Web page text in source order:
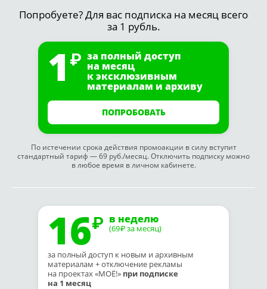
Попробуете? Для вас подписка на месяц всего
за 1 рубль.
1 за полный доступ
на месяц
к эксклюзивным
материалам и архиву
ПОПРОБОВАТЬ
По истечении срока действия промоакции в силу вступит
стандартный тариф — 69 руб./месяц. Отключить подписку можно
в любое время в личном кабинете.
16 в неделю
(69₽ за месяц)
за полный доступ к новым и архивным
материалам + отключение рекламы
на проектах «МОЁ!» при подписке
на 1 месяц